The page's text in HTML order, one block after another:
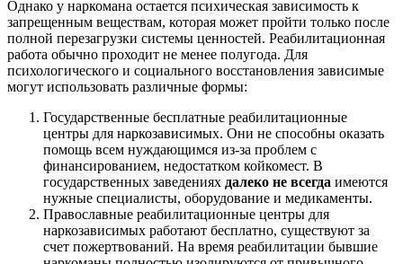
Однако у наркомана остается психическая зависимость к
запрещенным веществам, которая может пройти только после
полной перезагрузки системы ценностей. Реабилитационная
работа обычно проходит не менее полугода. Для
психологического и социального восстановления зависимые
могут использовать различные формы:
Государственные бесплатные реабилитационные
центры для наркозависимых. Они не способны оказать
помощь всем нуждающимся из-за проблем с
финансированием, недостатком койкомест. В
государственных заведениях далеко не всегда имеются
нужные специалисты, оборудование и медикаменты.
Православные реабилитационные центры для
наркозависимых работают бесплатно, существуют за
счет пожертвований. На время реабилитации бывшие